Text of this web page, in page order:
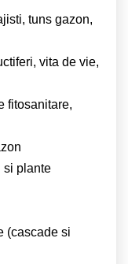
tuns gazon,
vita de vie,
fitosanitare,
si plante
(cascade si